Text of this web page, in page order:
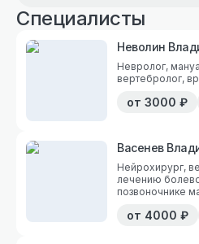
Специалисты
Неволин
Невролог,
вертебролог,
от 3000 ₽
Васенев
Нейрохирург,
лечению
позвоночнике
от 4000 ₽